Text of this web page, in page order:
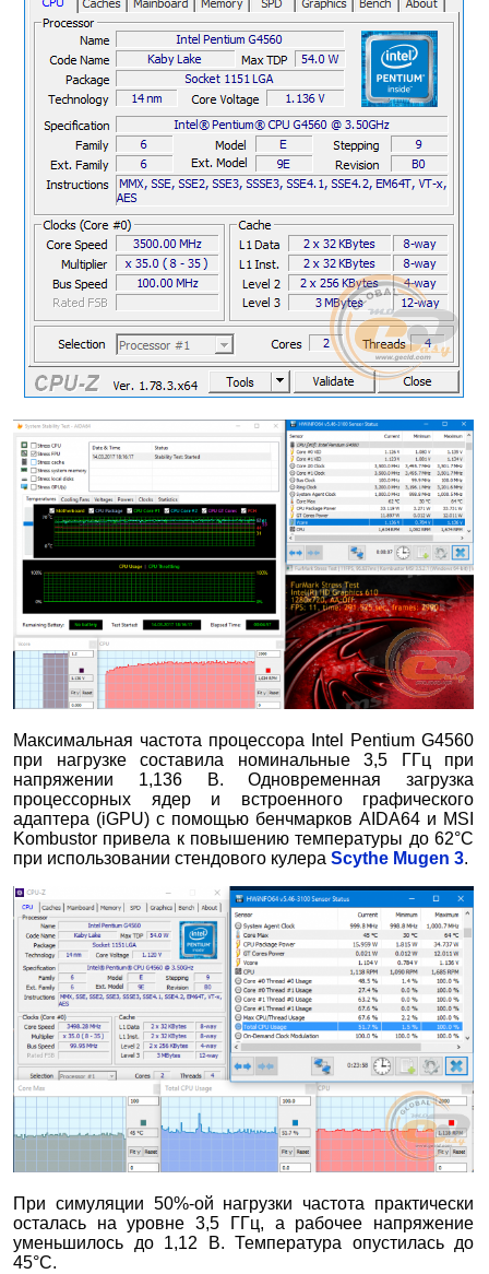
Максимальная частота процессора Intel Pentium G4560
при нагрузке составила номинальные 3,5 ГГц при
напряжении 1,136 В. Одновременная загрузка
процессорных ядер и встроенного графического
адаптера (iGPU) с помощью бенчмарков AIDA64 и MSI
Kombustor привела к повышению температуры до 62°С
при использовании стендового кулера Scythe Mugen 3.
При симуляции 50%-ой нагрузки частота практически
осталась на уровне 3,5 ГГц, а рабочее напряжение
уменьшилось до 1,12 В. Температура опустилась до
45°С.